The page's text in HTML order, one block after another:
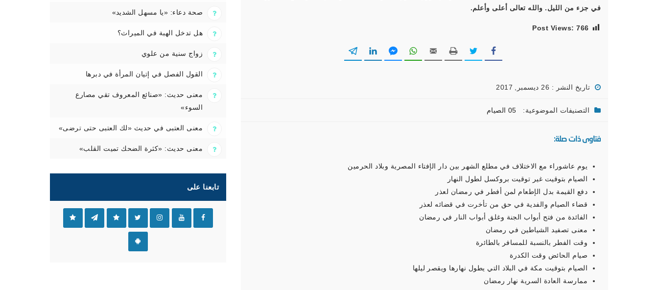
في جزء من الليل. والله تعالى أعلى وأعلم.
Post Views: 766
تاريخ النشر : 26 ديسمبر, 2017
التصنيفات الموضوعية: 05 الصيام
فتاوى ذات صلة:
يوم عاشوراء مع الاختلاف في مطلع الشهر بين دار الإفتاء المصرية وبلاد الحرمين
الصيام بتوقيت غير توقيت بروكسل لطول النهار
دفع القيمة بدل الإطعام لمن أفطر في رمضان لعذر
قضاء الصيام والفدية في حق من تأخرت في قضائه لعذر
الفائدة من فتح أبواب الجنة وغلق أبواب النار في رمضان
معنى تصفيد الشياطين في رمضان
وقت الفطر بالنسبة للمسافر بالطائرة
صيام الحائض وقت الكدرة
الصيام بتوقيت مكة في البلاد التي يطول نهارها ويقصر ليلها
ممارسة العادة السرية نهار رمضان
صحة دعاء: «يا مسهل الشديد»
هل تدخل الهبة في الميراث؟
زواج سنية من علوي
القول الفصل في إتيان المرأة في دبرها
معنى حديث: «صنائع المعروف تقي مصارع
السوء»
معنى العتبى في حديث «لك العتبى حتى ترضى»
معنى حديث: «كثرة الضحك تميت القلب»
تابعنا على